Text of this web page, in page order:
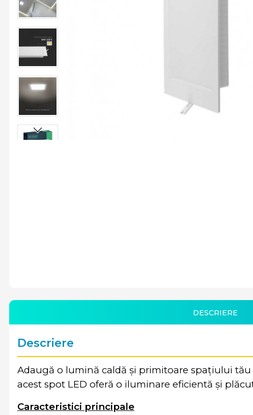
DESCRIERE
Descriere
Adaugă o lumină caldă și primitoare spațiului tău
acest spot LED oferă o iluminare eficientă și
Caracteristici principale